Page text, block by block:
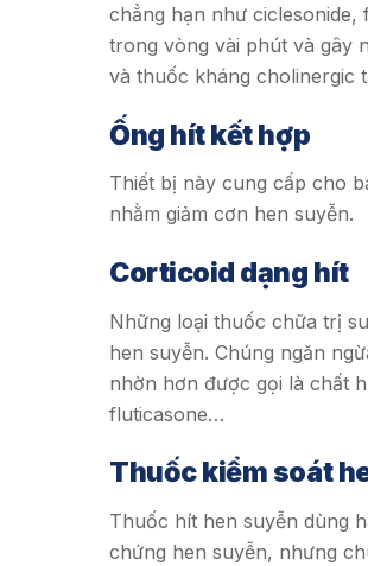
chẳng hạn như
trong vòng vài phút và gây
và thuốc kháng cholinergic
Ống hít kết hợp
Thiết bị này cung cấp cho
nhằm giảm cơn hen suyễn.
Corticoid dạng hít
Những loại thuốc chữa trị
hen suyễn. Chúng ngăn
nhờn hơn được gọi là chất
fluticasone…
Thuốc kiểm soát
Thuốc hít hen suyễn dùng
chứng hen suyễn, nhưng